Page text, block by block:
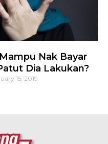
Nak Bayar
Dia Lakukan?
15, 2019